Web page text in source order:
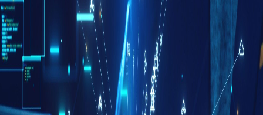
Campi/Unidades
Atendimento (21) 2574 8888
Conclua sua Matrícula
INSCREVA-SE SOLICITE INFORMAÇÕES